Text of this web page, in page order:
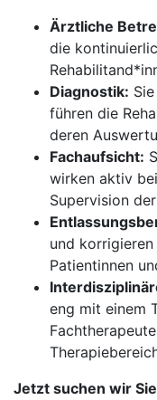
Ärztliche
die
Diagnostik:
führen die
deren
Fachaufsicht:
wirken aktiv
Supervision
und
Patientinnen
eng mit einem
Jetzt suchen wir